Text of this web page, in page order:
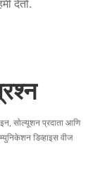
देतो.
सोल्यूशन प्रदाता आणि
डिव्हाइस वीज